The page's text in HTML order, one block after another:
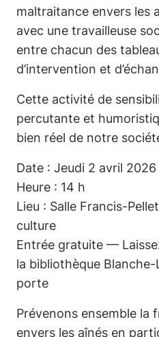
maltraitance envers les
avec une travailleuse
entre chacun des
d’intervention et
Cette activité de
percutante et
bien réel de notre
Date : Jeudi 2 avril 2026
Heure : 14 h
Lieu : Salle Francis-
culture
Entrée gratuite —
la bibliothèque
porte
Prévenons ensemble la
envers les aînés en